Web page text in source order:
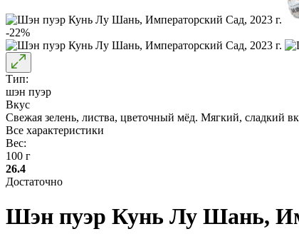
-22%
Тип:
шэн пуэр
Вкус
Свежая зелень, листва, цветочный мёд. Мягкий, сладкий
Все характеристики
Вес:
100 г
26.4
Достаточно
Шэн пуэр Кунь Лу Шань,